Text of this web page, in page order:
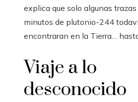
explica que solo algunas trazas
minutos de plutonio-244
encontraran en la Tierra…
Viaje a lo
desconocido